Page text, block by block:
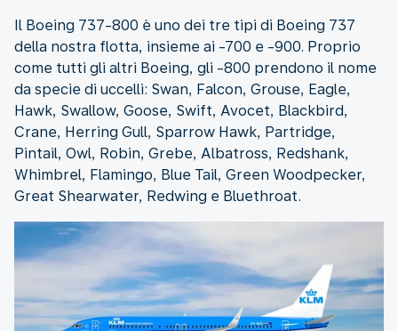
Il Boeing 737-800 è uno dei tre tipi di Boeing 737
della nostra flotta, insieme ai -700 e -900. Proprio
come tutti gli altri Boeing, gli -800 prendono il nome
da specie di uccelli: Swan, Falcon, Grouse, Eagle,
Hawk, Swallow, Goose, Swift, Avocet, Blackbird,
Crane, Herring Gull, Sparrow Hawk, Partridge,
Pintail, Owl, Robin, Grebe, Albatross, Redshank,
Whimbrel, Flamingo, Blue Tail, Green Woodpecker,
Great Shearwater, Redwing e Bluethroat.